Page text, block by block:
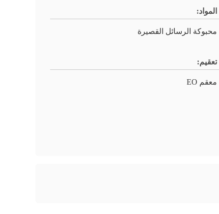
المواد:
محبوكة الرسائل القصيرة
تعقيم:
معقم EO